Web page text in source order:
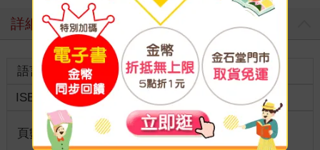
詳細資料
語言 中文繁體
裝訂
ISBN
9786267188132 分級 普通級
頁數 160
商品規
格
16.5*23